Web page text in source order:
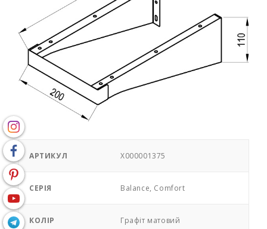
АРТИКУЛ X000001375
СЕРІЯ Balance, Comfort
КОЛІР Графіт матовий